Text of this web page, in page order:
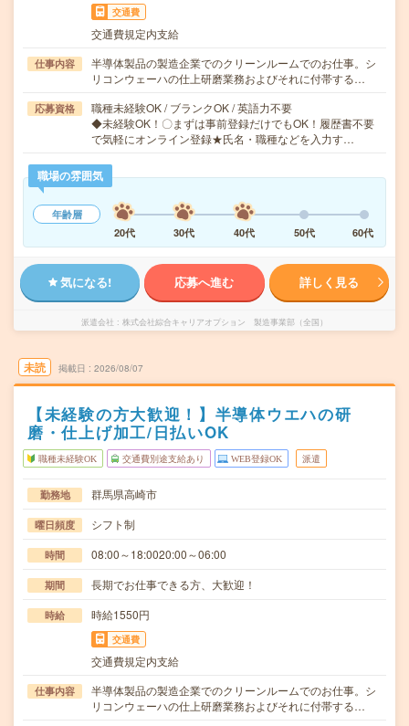
交通費
交通費規定内支給
仕事内容
半導体製品の製造企業でのクリーンルームでのお仕事。シ
リコンウェーハの仕上研磨業務およびそれに付帯する…
応募資格
職種未経験OK / ブランクOK / 英語力不要
◆未経験OK！〇まずは事前登録だけでもOK！履歴書不要
で気軽にオンライン登録★氏名・職種などを入力す…
職場の雰囲気
年齢層
20代
30代 40代 50代 60代
気になる! 応募へ進む 詳しく見る
派遣会社 株式会社綜合キャリアオプション 製造事業部（全国）
未読 掲載日 2026/08/07
【未経験の方大歓迎！】半導体ウエハの研
磨・仕上げ加工/日払いOK
職種未経験OK 交通費別途支給あり WEB登録OK 派遣
勤務地 群馬県高崎市
曜日頻度 シフト制
時間 08:00～18:0020:00～06:00
期間 長期でお仕事できる方、大歓迎！
時給 時給1550円
交通費
交通費規定内支給
仕事内容
半導体製品の製造企業でのクリーンルームでのお仕事。シ
リコンウェーハの仕上研磨業務およびそれに付帯する…